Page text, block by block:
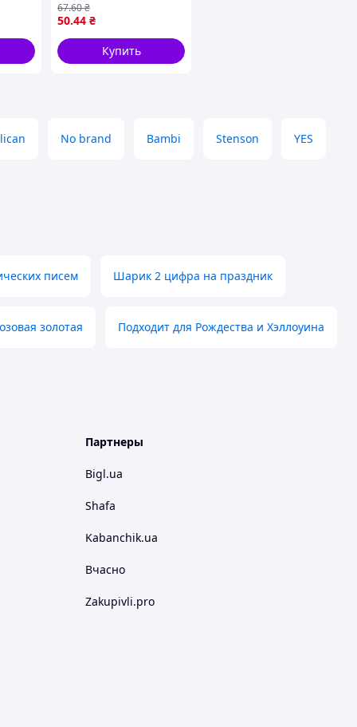
50.44 ₴
67.60₴
Купить
No brand Bambi Stenson YES
писем Шарик 2 цифра на праздник
золотая Подходит для Рождества и Хэллоуина
Партнеры
Bigl.ua
Shafa
Kabanchik.ua
Вчасно
Zakupivli.pro